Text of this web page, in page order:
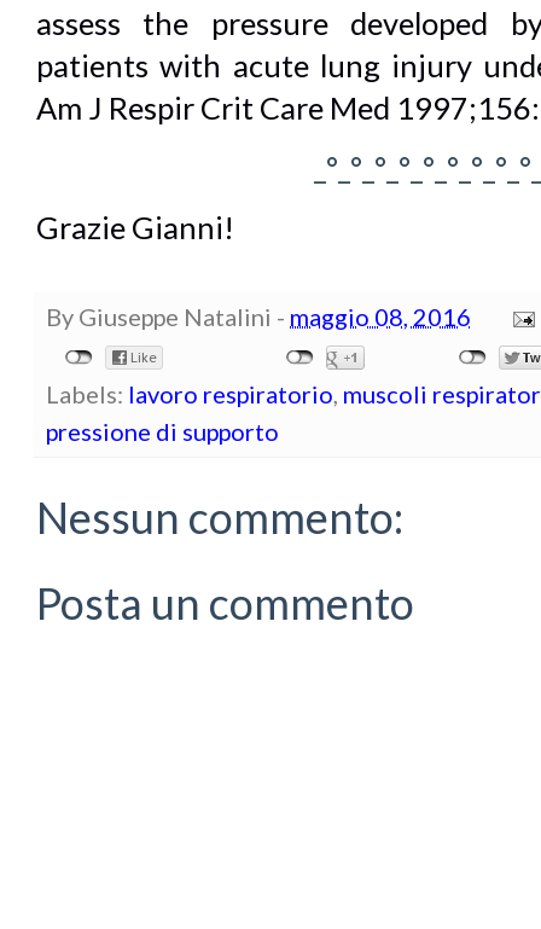
assess the pressure developed
patients with acute lung injury
Am J Respir Crit Care Med
Grazie Gianni!
By Giuseppe Natalini - maggio 08, 2016
Labels: lavoro respiratorio, muscoli
pressione di supporto
Nessun commento:
Posta un commento